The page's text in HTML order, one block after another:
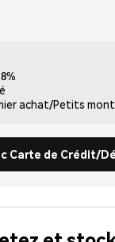
achat/Petits
Carte de Crédit/